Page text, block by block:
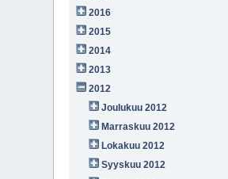
2016
2015
2014
2013
2012
Joulukuu 2012
Marraskuu 2012
Lokakuu 2012
Syyskuu 2012